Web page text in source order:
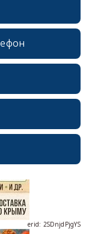
erid: 2SDnjcrDNw6
erid: 2SDnjdPjgYS